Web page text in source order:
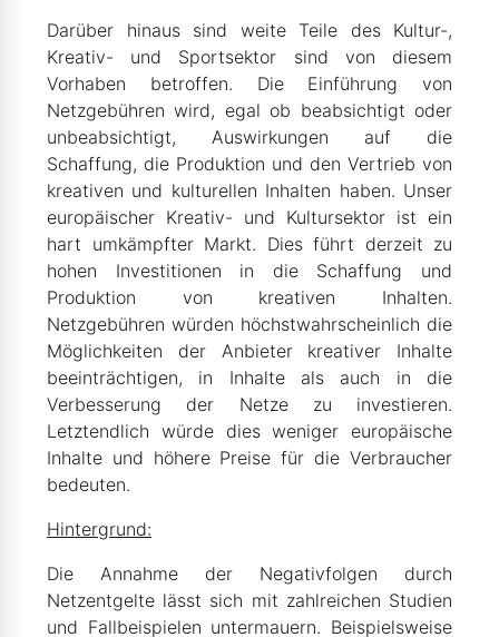
Darüber hinaus sind weite Teile des Kultur-,
Kreativ- und Sportsektor sind von diesem
Vorhaben betroffen. Die Einführung von
Netzgebühren wird, egal ob beabsichtigt oder
unbeabsichtigt, Auswirkungen auf die
Schaffung, die Produktion und den Vertrieb von
kreativen und kulturellen Inhalten haben. Unser
europäischer Kreativ- und Kultursektor ist ein
hart umkämpfter Markt. Dies führt derzeit zu
hohen Investitionen in die Schaffung und
Produktion von kreativen Inhalten.
Netzgebühren würden höchstwahrscheinlich die
Möglichkeiten der Anbieter kreativer Inhalte
beeinträchtigen, in Inhalte als auch in die
Verbesserung der Netze zu investieren.
Letztendlich würde dies weniger europäische
Inhalte und höhere Preise für die Verbraucher
bedeuten.
Hintergrund:
Die Annahme der Negativfolgen durch
Netzentgelte lässt sich mit zahlreichen Studien
und Fallbeispielen untermauern. Beispielsweise